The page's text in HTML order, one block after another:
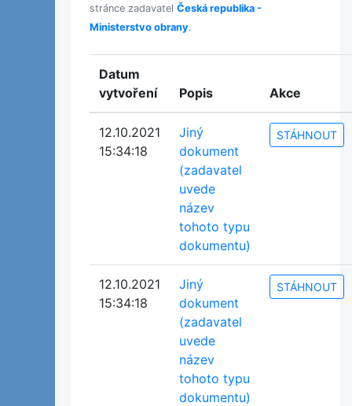
stránce zadavatel Česká republika -
Ministerstvo obrany.
Datum
vytvoření
Popis Akce
12.10.2021
15:34:18
Jiný
dokument
(zadavatel
uvede
název
tohoto typu
dokumentu)
STÁHNOUT
12.10.2021
15:34:18
Jiný
dokument
(zadavatel
uvede
název
tohoto typu
dokumentu)
STÁHNOUT